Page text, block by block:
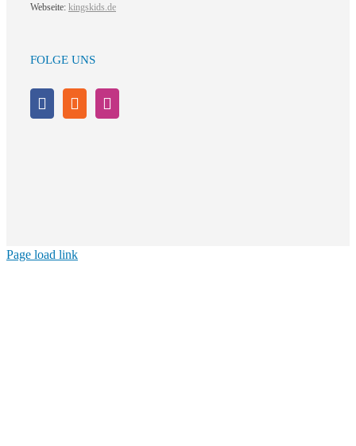
Webseite: kingskids.de
FOLGE UNS
Page load link